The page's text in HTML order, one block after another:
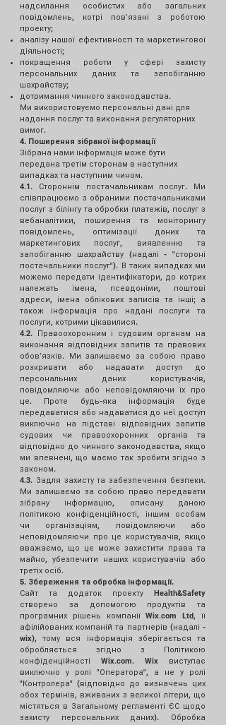
надсилання особистих або загальних
повідомлень, котрі повʼязані з роботою
проекту;
аналізу нашої ефективності та маркетингової
діяльності;
покращення роботи у сфері захисту
персональних даних та запобіганню
шахрайству;
дотримання чинного законодавства.
Ми використовуємо персональні дані для
надання послуг та виконання регуляторних
вимог.
4. Поширення зібраної інформації
Зібрана нами інформація може бути
передана третім сторонам в наступних
випадках та наступним чином.
4.1. Стороннім постачальникам послуг. Ми
співпрацюємо з обраними постачальниками
послуг з білінгу та обробки платежів, послуг з
вебаналітики, поширення та моніторингу
повідомлень, оптимізації даних та
маркетингових послуг, виявленню та
запобіганню шахрайству (надалі - "стороні
постачальники послуг"). В таких випадках ми
можемо передати ідентифікатори, до котрих
належать імена, псевдоніми, поштові
адреси, імена облікових записів та інші; а
також інформація про надані послуги та
послуги, котрими цікавилися.
4.2. Правоохоронним і судовим органам на
виконання відповідних запитів та правових
обовʼязків. Ми залишаємо за собою право
розкривати або надавати доступ до
персональних даних користувачів,
повідомляючи або неповідомляючи їх про
це. Проте будь-яка інформація буде
передаватися або надаватися до неї доступ
виключно на підставі відповідних запитів
судових чи правоохоронних органів та
відповідно до чинного законодавства, якщо
ми впевнені, що маємо так зробити згідно з
законом.
4.3. Задля захисту та забезпечення безпеки.
Ми залишаємо за собою право передавати
зібрану інформацію, описану даною
політикою конфіденційності, іншим особам
чи організаціям, повідомляючи або
неповідомляючи про це користувачів, якщо
вважаємо, що це може захистити права та
майно, убезпечити наших користувачів або
третіх осіб.
5. Збереження та обробка інформації.
Сайт та додаток проекту Health&Safety
створено за допомогою продуктів та
програмних рішень компанії Wix.com Ltd, її
афілійованих компаній та партнерів (надалі -
wix), тому вся інформація зберігається та
обробляється згідно з Політикою
конфіденційності Wix.com. Wix виступає
виключно у ролі "Оператора", а не у ролі
"Контролера" (відповідно до визначень цих
обох термінів, вживаних з великої літери, що
містяться в Загальному регламенті ЄС щодо
захисту персональних даних). Обробка